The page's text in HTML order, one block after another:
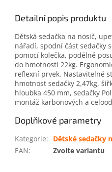
Detailní popis produktu
Dětská sedačka na nosič,
nářadí, spodní část sedačky
pomocí kolečka, podélně
do hmotnosti 22kg.
reflexní prvek. Nastavitelné
hmotnost sedačky 2,47kg,
hloubka 450 mm, sedačky
montáž karbonových a
Doplňkové parametry
Kategorie:
Dětské sedačky
EAN: Zvolte variantu